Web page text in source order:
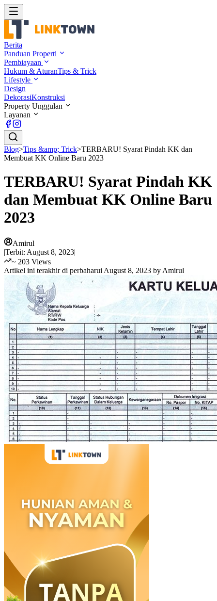
Berita
Panduan Properti
Pembiayaan
Hukum & AturanTips & Trick
Lifestyle
Design
DekorasiKonstruksi
Property Unggulan
Layanan
Blog>Tips &amp; Trick>TERBARU! Syarat Pindah KK dan
Membuat KK Online Baru 2023
TERBARU! Syarat Pindah KK
dan Membuat KK Online Baru
2023
Amirul
|Terbit: August 8, 2023|
~ 203 Views
Artikel ini terakhir di perbaharui August 8, 2023 by Amirul